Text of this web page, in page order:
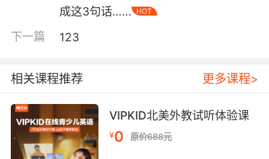
（一）同化（Assimilation）
相邻的两个音在连续发音时，变得与彼此很接
近，甚至相同。比如“could you”中“could”末尾
成这3句话……
HOT
下一篇 123
相关课程推荐 更多课程>
VIPKID北美外教试听体验课
¥0 原价688元